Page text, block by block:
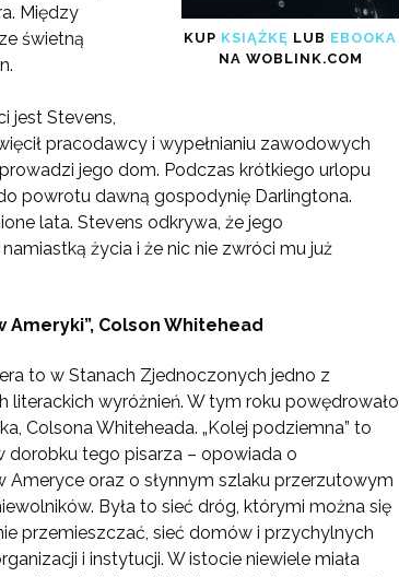
KUP KSIĄŻKĘ LUB EBOOKA
NA WOBLINK.COM
Między
świetną
jest Stevens,
pracodawcy i wypełnianiu zawodowych
jego dom. Podczas krótkiego urlopu
powrotu dawną gospodynię Darlingtona.
lata. Stevens odkrywa, że jego
życia i że nic nie zwróci mu już
Ameryki”, Colson Whitehead
to w Stanach Zjednoczonych jedno z
literackich wyróżnień. W tym roku powędrowało
Colsona Whiteheada. „Kolej podziemna” to
dorobku tego pisarza – opowiada o
Ameryce oraz o słynnym szlaku przerzutowym
Była to sieć dróg, którymi można się
przemieszczać, sieć domów i przychylnych
i instytucji. W istocie niewiele miała